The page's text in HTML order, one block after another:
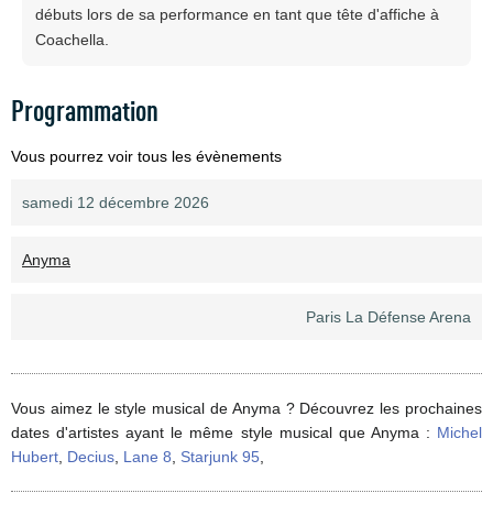
débuts lors de sa performance en tant que tête d'affiche à
Coachella.
Programmation
Vous pourrez voir tous les évènements
samedi 12 décembre 2026
Anyma
Paris La Défense Arena
Vous aimez le style musical de Anyma ? Découvrez les prochaines
dates d'artistes ayant le même style musical que Anyma : Michel
Hubert, Decius, Lane 8, Starjunk 95,